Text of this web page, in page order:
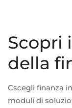
Scopri
della
Cscegli finanza
moduli di